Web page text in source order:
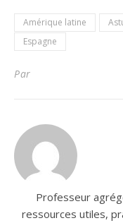
Amérique latine
Espagne
Par
Professeur
ressources utiles,